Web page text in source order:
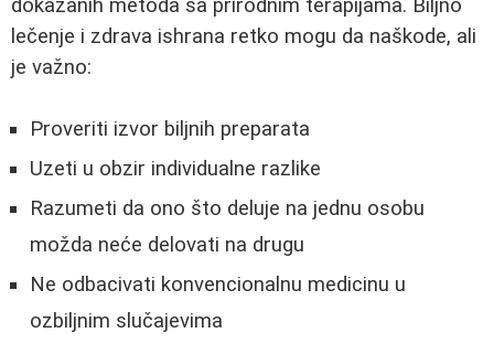
dokazanih metoda sa prirodnim terapijama. Biljno
lečenje i zdrava ishrana retko mogu da naškode, ali
je važno:
Proveriti izvor biljnih preparata
Uzeti u obzir individualne razlike
Razumeti da ono što deluje na jednu osobu
možda neće delovati na drugu
Ne odbacivati konvencionalnu medicinu u
ozbiljnim slučajevima